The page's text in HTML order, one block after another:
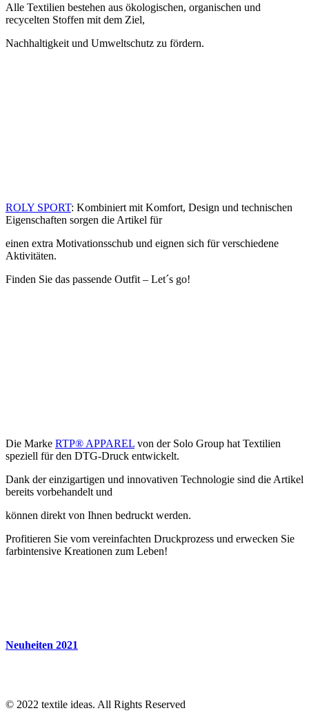
Alle Textilien bestehen aus ökologischen, organischen und
recycelten Stoffen mit dem Ziel,
Nachhaltigkeit und Umweltschutz zu fördern.
ROLY SPORT: Kombiniert mit Komfort, Design und technischen
Eigenschaften sorgen die Artikel für
einen extra Motivationsschub und eignen sich für verschiedene
Aktivitäten.
Finden Sie das passende Outfit – Let´s go!
Die Marke RTP® APPAREL von der Solo Group hat Textilien
speziell für den DTG-Druck entwickelt.
Dank der einzigartigen und innovativen Technologie sind die Artikel
bereits vorbehandelt und
können direkt von Ihnen bedruckt werden.
Profitieren Sie vom vereinfachten Druckprozess und erwecken Sie
farbintensive Kreationen zum Leben!
Neuheiten 2021
© 2022 textile ideas. All Rights Reserved